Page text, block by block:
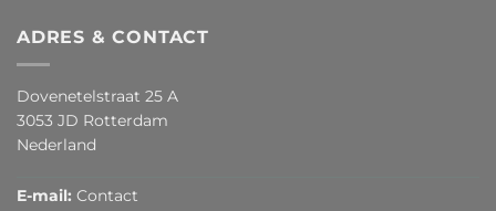
ADRES & CONTACT
Dovenetelstraat 25 A
3053 JD Rotterdam
Nederland
E-mail: Contact